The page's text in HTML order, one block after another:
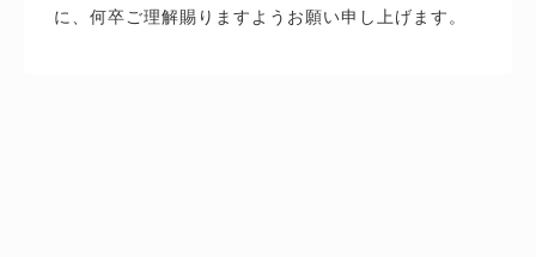
に、何卒ご理解賜りますようお願い申し上げます。